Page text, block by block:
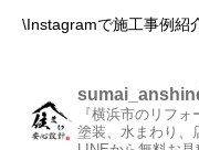
\Instagramで施工事例紹
『横浜市のリフ
塗装、水まわり、